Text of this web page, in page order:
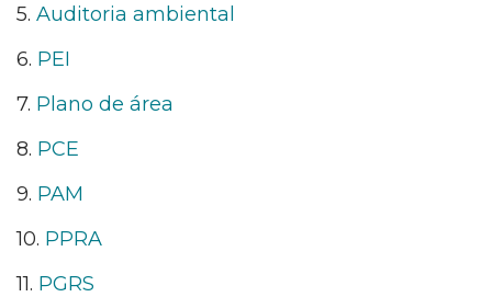
5. Auditoria ambiental
6. PEI
7. Plano de área
8. PCE
9. PAM
10. PPRA
11. PGRS